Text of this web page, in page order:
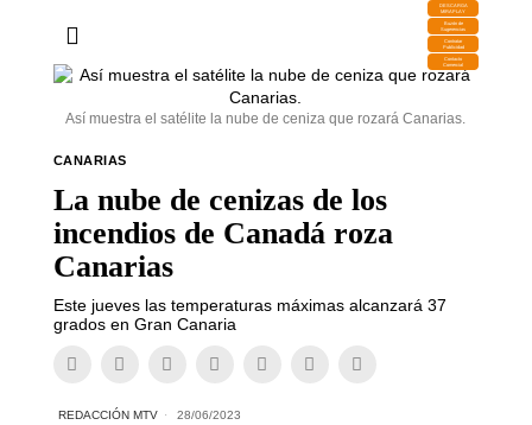
DESCARGA
MIRAPLAY
Buzón de
Sugerencias
Contratar
Publicidad
Contacto
Comercial
Así muestra el satélite la nube de ceniza que rozará Canarias.
CANARIAS
La nube de cenizas de los
incendios de Canadá roza
Canarias
Este jueves las temperaturas máximas alcanzará 37
grados en Gran Canaria
REDACCIÓN MTV 28/06/2023